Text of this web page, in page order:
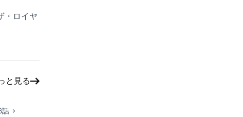
・ロイヤ
と見る
話